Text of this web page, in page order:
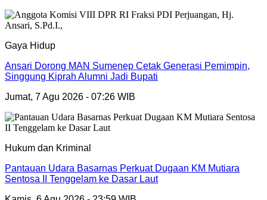
Gaya Hidup
Ansari Dorong MAN Sumenep Cetak Generasi Pemimpin,
Singgung Kiprah Alumni Jadi Bupati
Jumat, 7 Agu 2026 - 07:26 WIB
Hukum dan Kriminal
Pantauan Udara Basarnas Perkuat Dugaan KM Mutiara
Sentosa II Tenggelam ke Dasar Laut